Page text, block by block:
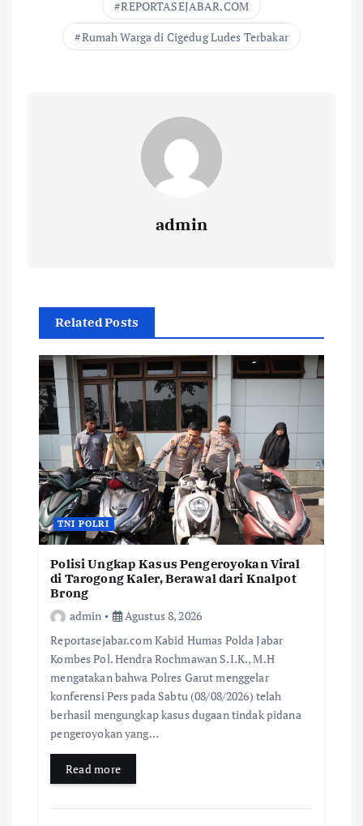
REPORTASEJABAR.COM
Rumah Warga di Cigedug Ludes Terbakar
admin
Related Posts
TNI POLRI
Polisi Ungkap Kasus Pengeroyokan Viral
di Tarogong Kaler, Berawal dari Knalpot
Brong
admin
Agustus 8, 2026
Reportasejabar.com Kabid Humas Polda Jabar
Kombes Pol. Hendra Rochmawan S.I.K., M.H
mengatakan bahwa Polres Garut menggelar
konferensi Pers pada Sabtu (08/08/2026) telah
berhasil mengungkap kasus dugaan tindak pidana
pengeroyokan yang…
Read more